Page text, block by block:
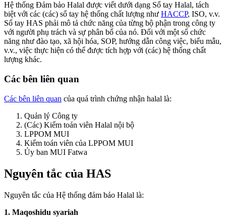
Hệ thống Đảm bảo Halal được viết dưới dạng Sổ tay Halal, tách
biệt với các (các) sổ tay hệ thống chất lượng như HACCP, ISO, v.v.
Sổ tay HAS phải mô tả chức năng của từng bộ phận trong công ty
với người phụ trách và sự phân bổ của nó. Đối với một số chức
năng như đào tạo, xã hội hóa, SOP, hướng dẫn công việc, biểu mẫu,
v.v., việc thực hiện có thể được tích hợp với (các) hệ thống chất
lượng khác.
Các bên liên quan
Các bên liên quan của quá trình chứng nhận halal là:
Quản lý Công ty
(Các) Kiểm toán viên Halal nội bộ
LPPOM MUI
Kiểm toán viên của LPPOM MUI
Ủy ban MUI Fatwa
Nguyên tắc của HAS
Nguyên tắc của Hệ thống đảm bảo Halal là:
1. Maqoshidu syariah